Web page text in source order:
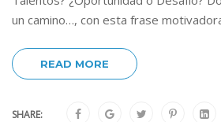
un camino…, con esta frase
READ MORE
SHARE: